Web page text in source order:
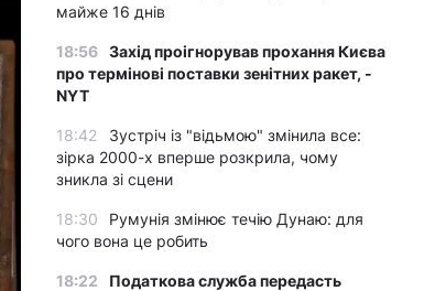
майже 16 днів
18:56 Захід проігнорував прохання Києва
про термінові поставки зенітних ракет, -
NYT
18:42
Зустріч із "відьмою" змінила все:
зірка 2000-х вперше розкрила, чому
зникла зі сцени
18:30
Румунія змінює течію Дунаю: для
чого вона це робить
18:22
Податкова служба передасть